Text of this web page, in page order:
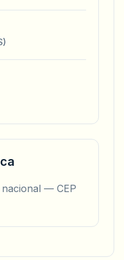
nacional — CEP